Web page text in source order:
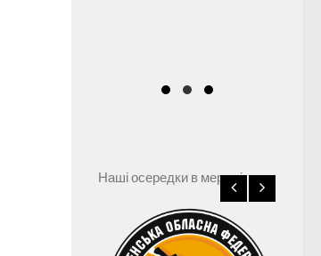
Наші осередки в мережі